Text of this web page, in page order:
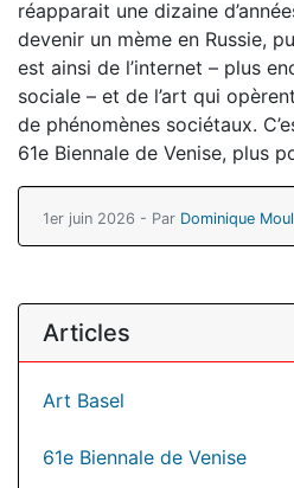
réapparait une dizaine
devenir un mème en Russie,
est ainsi de l’internet – plus
sociale – et de l’art qui
de phénomènes sociétaux.
61e Biennale de Venise, plus
1er juin 2026 - Par Dominique
Articles
Art Basel
61e Biennale de Venise